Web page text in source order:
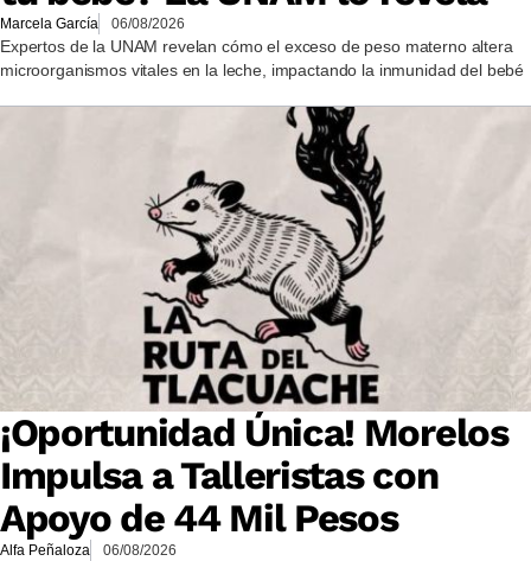
Marcela García 06/08/2026
Expertos de la UNAM revelan cómo el exceso de peso materno altera
microorganismos vitales en la leche, impactando la inmunidad del bebé
¡Oportunidad Única! Morelos
Impulsa a Talleristas con
Apoyo de 44 Mil Pesos
Alfa Peñaloza 06/08/2026